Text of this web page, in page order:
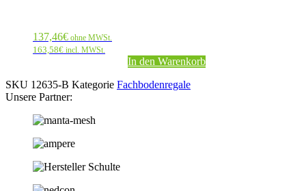
137,46€ ohne MWSt.
163,58€ incl. MWSt.
In den Warenkorb
SKU 12635-B Kategorie Fachbodenregale
Unsere Partner: